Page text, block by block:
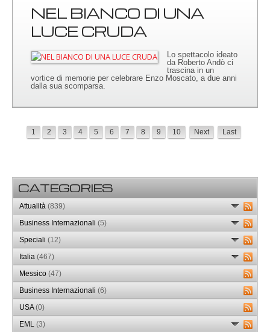
NEL BIANCO DI UNA
LUCE CRUDA
Lo spettacolo ideato
da Roberto Andò ci
trascina in un
vortice di memorie per celebrare Enzo Moscato, a due anni
dalla sua scomparsa.
1 2 3 4 5 6 7 8 9 10 Next Last
CATEGORIES
Attualità (839)
Business Internazionali (5)
Speciali (12)
Italia (467)
Messico (47)
Business Internazionali (6)
USA(0)
EML (3)